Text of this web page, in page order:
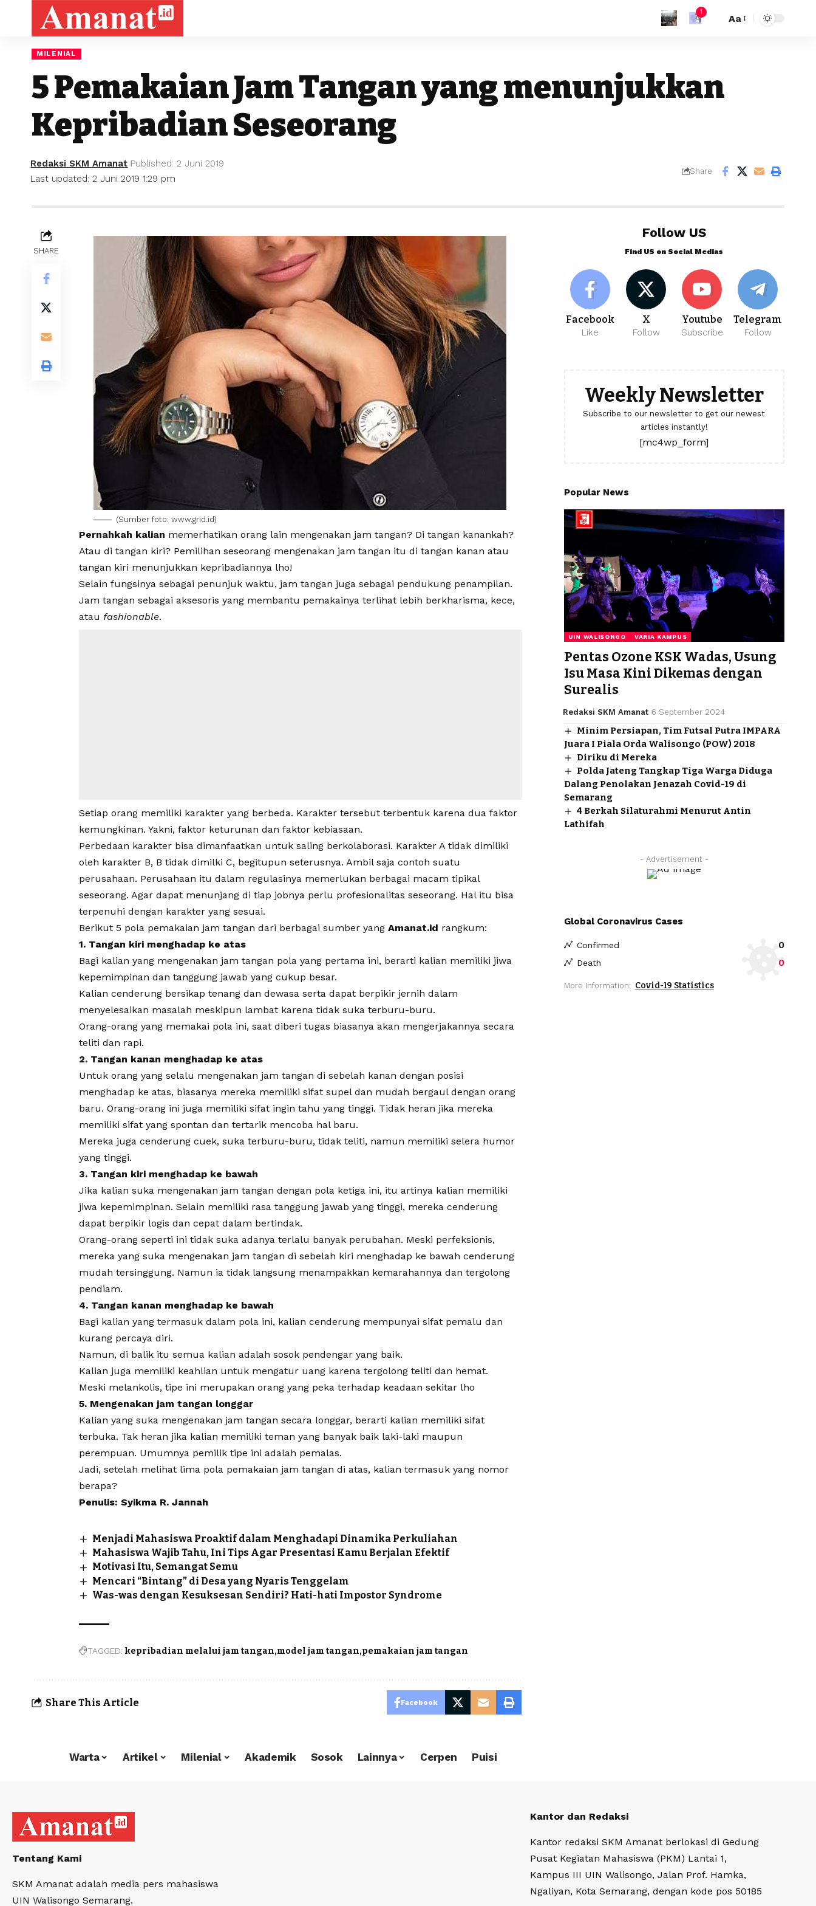
1
Aa
MILENIAL
5 Pemakaian Jam Tangan yang menunjukkan
Kepribadian Seseorang
Last updated: 2 Juni 2019 1:29 pm
Redaksi SKM Amanat Published: 2 Juni 2019
Share
SHARE
(Sumber foto: www.grid.id)
Pernahkah kalian memerhatikan orang lain mengenakan jam tangan? Di tangan kanankah?
Atau di tangan kiri? Pemilihan seseorang mengenakan jam tangan itu di tangan kanan atau
tangan kiri menunjukkan kepribadiannya lho!
Selain fungsinya sebagai penunjuk waktu, jam tangan juga sebagai pendukung penampilan.
Jam tangan sebagai aksesoris yang membantu pemakainya terlihat lebih berkharisma, kece,
atau fashionable.
Setiap orang memiliki karakter yang berbeda. Karakter tersebut terbentuk karena dua faktor
kemungkinan. Yakni, faktor keturunan dan faktor kebiasaan.
Perbedaan karakter bisa dimanfaatkan untuk saling berkolaborasi. Karakter A tidak dimiliki
oleh karakter B, B tidak dimilki C, begitupun seterusnya. Ambil saja contoh suatu
perusahaan. Perusahaan itu dalam regulasinya memerlukan berbagai macam tipikal
seseorang. Agar dapat menunjang di tiap jobnya perlu profesionalitas seseorang. Hal itu bisa
terpenuhi dengan karakter yang sesuai.
Berikut 5 pola pemakaian jam tangan dari berbagai sumber yang Amanat.id rangkum:
1. Tangan kiri menghadap ke atas
Bagi kalian yang mengenakan jam tangan pola yang pertama ini, berarti kalian memiliki jiwa
kepemimpinan dan tanggung jawab yang cukup besar.
Kalian cenderung bersikap tenang dan dewasa serta dapat berpikir jernih dalam
menyelesaikan masalah meskipun lambat karena tidak suka terburu-buru.
Orang-orang yang memakai pola ini, saat diberi tugas biasanya akan mengerjakannya secara
teliti dan rapi.
2. Tangan kanan menghadap ke atas
Untuk orang yang selalu mengenakan jam tangan di sebelah kanan dengan posisi
menghadap ke atas, biasanya mereka memiliki sifat supel dan mudah bergaul dengan orang
baru. Orang-orang ini juga memiliki sifat ingin tahu yang tinggi. Tidak heran jika mereka
memiliki sifat yang spontan dan tertarik mencoba hal baru.
Mereka juga cenderung cuek, suka terburu-buru, tidak teliti, namun memiliki selera humor
yang tinggi.
3. Tangan kiri menghadap ke bawah
Jika kalian suka mengenakan jam tangan dengan pola ketiga ini, itu artinya kalian memiliki
jiwa kepemimpinan. Selain memiliki rasa tanggung jawab yang tinggi, mereka cenderung
dapat berpikir logis dan cepat dalam bertindak.
Orang-orang seperti ini tidak suka adanya terlalu banyak perubahan. Meski perfeksionis,
mereka yang suka mengenakan jam tangan di sebelah kiri menghadap ke bawah cenderung
mudah tersinggung. Namun ia tidak langsung menampakkan kemarahannya dan tergolong
pendiam.
4. Tangan kanan menghadap ke bawah
Bagi kalian yang termasuk dalam pola ini, kalian cenderung mempunyai sifat pemalu dan
kurang percaya diri.
Namun, di balik itu semua kalian adalah sosok pendengar yang baik.
Kalian juga memiliki keahlian untuk mengatur uang karena tergolong teliti dan hemat.
Meski melankolis, tipe ini merupakan orang yang peka terhadap keadaan sekitar lho
5. Mengenakan jam tangan longgar
Kalian yang suka mengenakan jam tangan secara longgar, berarti kalian memiliki sifat
terbuka. Tak heran jika kalian memiliki teman yang banyak baik laki-laki maupun
perempuan. Umumnya pemilik tipe ini adalah pemalas.
Jadi, setelah melihat lima pola pemakaian jam tangan di atas, kalian termasuk yang nomor
berapa?
Penulis: Syikma R. Jannah
Menjadi Mahasiswa Proaktif dalam Menghadapi Dinamika Perkuliahan
Mahasiswa Wajib Tahu, Ini Tips Agar Presentasi Kamu Berjalan Efektif
Motivasi Itu, Semangat Semu
Mencari “Bintang” di Desa yang Nyaris Tenggelam
Was-was dengan Kesuksesan Sendiri? Hati-hati Impostor Syndrome
TAGGED: kepribadian melalui jam tangan model jam tangan pemakaian jam tangan
Share This Article Facebook
Follow US
Find US on Social Medias
Facebook
Like
X
Follow
Youtube
Subscribe
Telegram
Follow
Weekly Newsletter
Subscribe to our newsletter to get our newest
articles instantly!
[mc4wp_form]
Popular News
UIN WALISONGO VARIA KAMPUS
Pentas Ozone KSK Wadas, Usung
Isu Masa Kini Dikemas dengan
Surealis
Redaksi SKM Amanat 6 September 2024
Minim Persiapan, Tim Futsal Putra IMPARA
Juara I Piala Orda Walisongo (POW) 2018
Diriku di Mereka
Polda Jateng Tangkap Tiga Warga Diduga
Dalang Penolakan Jenazah Covid-19 di
Semarang
4 Berkah Silaturahmi Menurut Antin
Lathifah
- Advertisement -
Global Coronavirus Cases
Confirmed 0
Death 0
More Information: Covid-19 Statistics
Warta Artikel Milenial Akademik Sosok Lainnya Cerpen Puisi
Tentang Kami
SKM Amanat adalah media pers mahasiswa
UIN Walisongo Semarang.
Kantor dan Redaksi
Kantor redaksi SKM Amanat berlokasi di Gedung
Pusat Kegiatan Mahasiswa (PKM) Lantai 1,
Kampus III UIN Walisongo, Jalan Prof. Hamka,
Ngaliyan, Kota Semarang, dengan kode pos 50185